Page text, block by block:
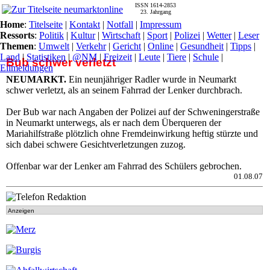
Bub schwer verletzt
NEUMARKT. Ein neunjähriger Radler wurde in Neumarkt
schwer verletzt, als an seinem Fahrrad der Lenker durchbrach.
Der Bub war nach Angaben der Polizei auf der Schweningerstraße
in Neumarkt unterwegs, als er nach dem Überqueren der
Mariahilfstraße plötzlich ohne Fremdeinwirkung heftig stürzte und
sich dabei schwere Gesichtverletzungen zuzog.
Offenbar war der Lenker am Fahrrad des Schülers gebrochen.
01.08.07
Anzeigen
ISSN 1614-2853
23. Jahrgang
Home: Titelseite | Kontakt | Notfall | Impressum
Ressorts: Politik | Kultur| Wirtschaft | Sport | Polizei | Wetter| Leser
Themen: Umwelt | Verkehr| Gericht | Online | Gesundheit | Tipps |
Land | Statistiken | @NM | Freizeit | Leute | Tiere | Schule |
Eilmeldungen